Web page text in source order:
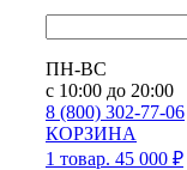
ПН-ВС
с 10:00 до 20:00
8 (800) 302-77-06
КОРЗИНА
1 товар. 45 000 ₽